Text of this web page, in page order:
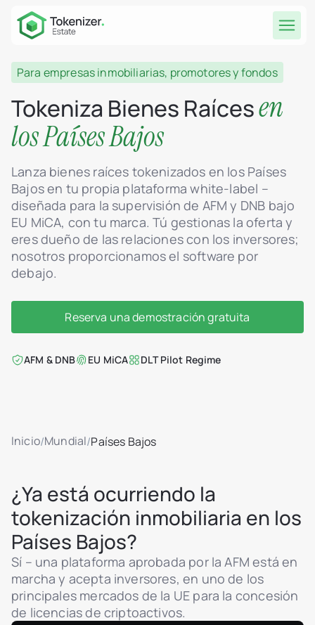
Para empresas inmobiliarias, promotores y fondos
Tokeniza Bienes Raícesen
los Países Bajos
Lanza bienes raíces tokenizados en los Países
Bajos en tu propia plataforma white-label –
diseñada para la supervisión de AFM y DNB bajo
EU MiCA, con tu marca. Tú gestionas la oferta y
eres dueño de las relaciones con los inversores;
nosotros proporcionamos el software por
debajo.
Reserva una demostración gratuita
AFM & DNB EU MiCA DLT Pilot Regime
Inicio/Mundial/Países Bajos
¿Ya está ocurriendo la
tokenización inmobiliaria en los
Países Bajos?
Sí – una plataforma aprobada por la AFM está en
marcha y acepta inversores, en uno de los
principales mercados de la UE para la concesión
de licencias de criptoactivos.